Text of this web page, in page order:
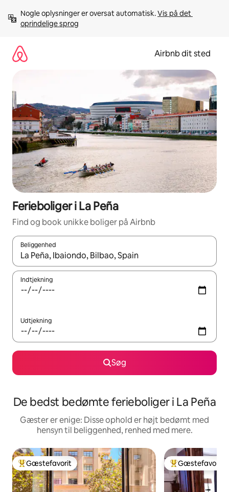
videre
Nogle oplysninger er oversat automatisk. Vis på det
oprindelige sprog
Airbnb dit sted
Ferieboliger i La Peña
Find og book unikke boliger på Airbnb
Beliggenhed
Når resultaterne er tilgængelige, skal du navigere med
Indtjekning
Udtjekning
Søg
De bedst bedømte ferieboliger i La Peña
Gæster er enige: Disse ophold er højt bedømt med
hensyn til beliggenhed, renhed med mere.
Bedste gæstefavorit
Gæstefavorit Bedste
Gæstefavorit